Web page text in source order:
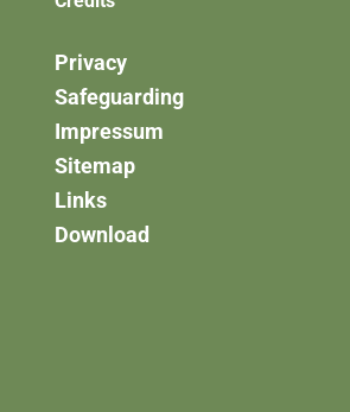
Privacy
Safeguarding
Impressum
Sitemap
Links
Download